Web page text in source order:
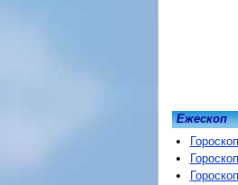
Ежескоп